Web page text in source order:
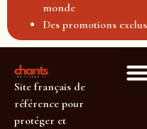
monde
Des promotions
Site français de
référence pour
protéger et